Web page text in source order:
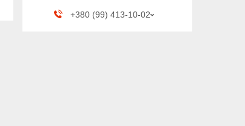
+380 (99) 413-10-02